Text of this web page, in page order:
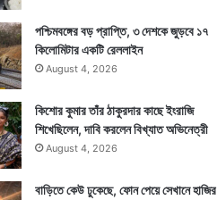
পশ্চিমবঙ্গের বড় প্রাপ্তি, ৩ দেশকে জুড়বে ১৭
কিলোমিটার একটি রেললাইন
August 4, 2026
কিশোর কুমার তাঁর ঠাকুরদার কাছে ইংরাজি
শিখেছিলেন, দাবি করলেন বিখ্যাত অভিনেত্রী
August 4, 2026
বাড়িতে কেউ ঢুকেছে, ফোন পেয়ে সেখানে হাজির